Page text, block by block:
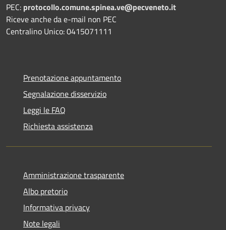
PEC: protocollo.comune.spinea.ve@pecveneto.it
Riceve anche da e-mail non PEC
Centralino Unico: 0415071111
Prenotazione appuntamento
Segnalazione disservizio
Leggi le FAQ
Richiesta assistenza
Amministrazione trasparente
Albo pretorio
Informativa privacy
Note legali